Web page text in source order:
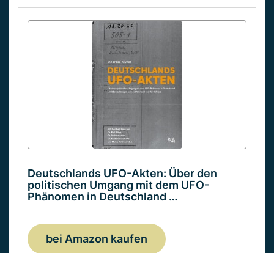
Deutschlands UFO-Akten: Über den
politischen Umgang mit dem UFO-
Phänomen in Deutschland …
bei Amazon kaufen